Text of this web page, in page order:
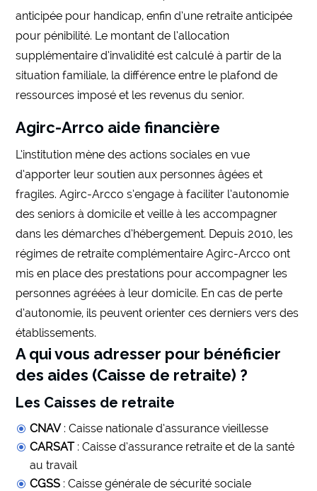
anticipée pour handicap, enfin d’une retraite anticipée
pour pénibilité. Le montant de l’allocation
supplémentaire d’invalidité est calculé à partir de la
situation familiale, la différence entre le plafond de
ressources imposé et les revenus du senior.
Agirc-Arrco aide financière
L’institution mène des actions sociales en vue
d’apporter leur soutien aux personnes âgées et
fragiles. Agirc-Arcco s’engage à faciliter l’autonomie
des seniors à domicile et veille à les accompagner
dans les démarches d’hébergement. Depuis 2010, les
régimes de retraite complémentaire Agirc-Arcco ont
mis en place des prestations pour accompagner les
personnes agréées à leur domicile. En cas de perte
d’autonomie, ils peuvent orienter ces derniers vers des
établissements.
A qui vous adresser pour bénéficier
des aides (Caisse de retraite) ?
Les Caisses de retraite
CNAV: Caisse nationale d’assurance vieillesse
CARSAT: Caisse d’assurance retraite et de la santé
au travail
CGSS : Caisse générale de sécurité sociale